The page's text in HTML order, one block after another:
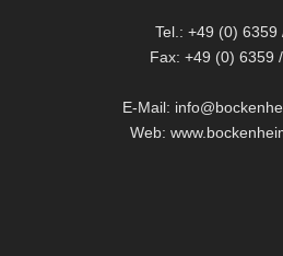
Tel.: +49 (0) 6359
Fax: +49 (0) 6359
E-Mail:
Web: